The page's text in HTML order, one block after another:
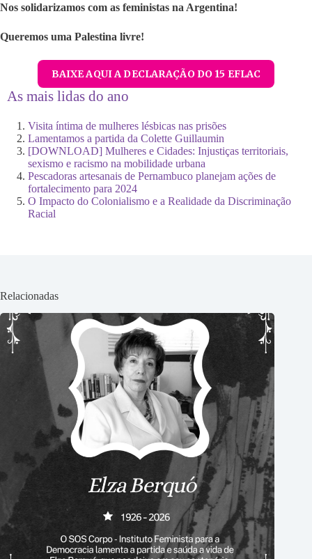
Nos solidarizamos com as feministas na Argentina!
Queremos uma Palestina livre!
BAIXE AQUI A DECLARAÇÃO DO 15 EFLAC
As mais lidas do ano
Visita íntima de mulheres lésbicas nas prisões
Lamentamos a partida da Colette Guillaumin
[DOWNLOAD] Mulheres e Cidades: Injustiças territoriais,
sexismo e racismo na mobilidade urbana
Pescadoras artesanais de Pernambuco planejam ações de
fortalecimento para 2024
O Impacto do Colonialismo e a Realidade da Discriminação
Racial
Relacionadas